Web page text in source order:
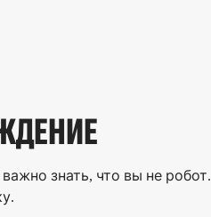
знать, что вы не робот.